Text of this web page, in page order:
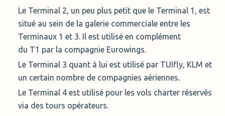
Distance:
0 min. voiturier
Réserver
Voiturier Stuttgart Flughafen Parker(249,00
Voiturier Stuttgart Flughafen Parkerest disponible
tous les jours de la semaine 24/7. Lors de votre
Parking Extérieur
Best P2 Stuttgart (92.00 € par semaine)
Le P2 Best Stuttgart est un parking situé à
environ 400 mètres des terminaux, soit
environ 5 minutes de marche. Le parking est
Le Terminal 2, un peu plus petit que le Terminal 1, est
situé au sein de la galerie commerciale entre les
Terminaux 1 et 3. Il est utilisé en complément
du T1 par la compagnie Eurowings.
Le Terminal 3 quant à lui est utilisé par TUIfly, KLM et
un certain nombre de compagnies aériennes.
Le Terminal 4 est utilisé pour les vols charter réservés
via des tours opérateurs.